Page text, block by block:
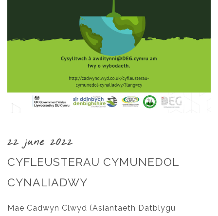
22 june 2022
CYFLEUSTERAU CYMUNEDOL
CYNALIADWY
Mae Cadwyn Clwyd (Asiantaeth Datblygu